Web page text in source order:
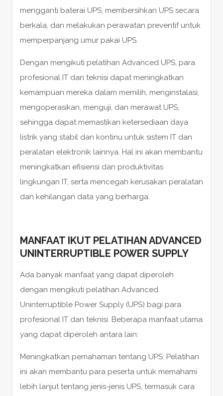
mengganti baterai UPS, membersihkan UPS secara
berkala, dan melakukan perawatan preventif untuk
memperpanjang umur pakai UPS.
Dengan mengikuti pelatihan Advanced UPS, para
profesional IT dan teknisi dapat meningkatkan
kemampuan mereka dalam memilih, menginstalasi,
mengoperasikan, menguji, dan merawat UPS,
sehingga dapat memastikan ketersediaan daya
listrik yang stabil dan kontinu untuk sistem IT dan
peralatan elektronik lainnya. Hal ini akan membantu
meningkatkan efisiensi dan produktivitas
lingkungan IT, serta mencegah kerusakan peralatan
dan kehilangan data yang berharga.
MANFAAT IKUT PELATIHAN ADVANCED
UNINTERRUPTIBLE POWER SUPPLY
Ada banyak manfaat yang dapat diperoleh
dengan mengikuti pelatihan Advanced
Uninterruptible Power Supply (UPS) bagi para
profesional IT dan teknisi. Beberapa manfaat utama
yang dapat diperoleh antara lain:
Meningkatkan pemahaman tentang UPS: Pelatihan
ini akan membantu para peserta untuk memahami
lebih lanjut tentang jenis-jenis UPS, termasuk cara